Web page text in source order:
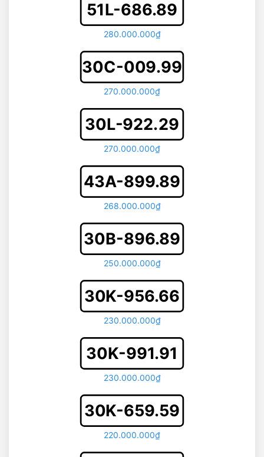
51L-686.89
280.000.000₫
30C-009.99
270.000.000₫
30L-922.29
270.000.000₫
43A-899.89
268.000.000₫
30B-896.89
250.000.000₫
30K-956.66
230.000.000₫
30K-991.91
230.000.000₫
30K-659.59
220.000.000₫